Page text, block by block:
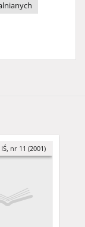
nr 11 (2001)